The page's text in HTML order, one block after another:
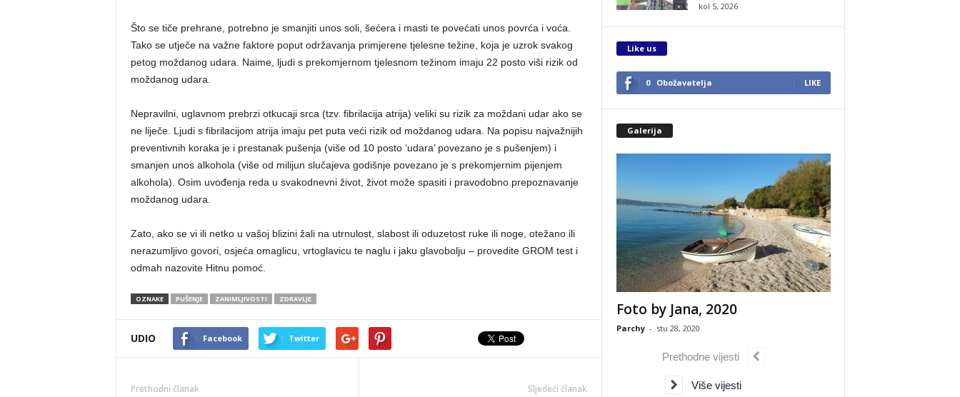
Što se tiče prehrane, potrebno je smanjiti unos soli, šećera i masti te povećati unos povrća i voća.
Tako se utječe na važne faktore poput održavanja primjerene tjelesne težine, koja je uzrok svakog
petog moždanog udara. Naime, ljudi s prekomjernom tjelesnom težinom imaju 22 posto viši rizik od
moždanog udara.
Nepravilni, uglavnom prebrzi otkucaji srca (tzv. fibrilacija atrija) veliki su rizik za moždani udar ako se
ne liječe. Ljudi s fibrilacijom atrija imaju pet puta veći rizik od moždanog udara. Na popisu najvažnijih
preventivnih koraka je i prestanak pušenja (više od 10 posto ‘udara’ povezano je s pušenjem) i
smanjen unos alkohola (više od milijun slučajeva godišnje povezano je s prekomjernim pijenjem
alkohola). Osim uvođenja reda u svakodnevni život, život može spasiti i pravodobno prepoznavanje
moždanog udara.
Zato, ako se vi ili netko u vašoj blizini žali na utrnulost, slabost ili oduzetost ruke ili noge, otežano ili
nerazumljivo govori, osjeća omaglicu, vrtoglavicu te naglu i jaku glavobolju – provedite GROM test i
odmah nazovite Hitnu pomoć.
OZNAKE PUŠENJE ZANIMLJIVOSTI ZDRAVLJE
UDIO Facebook Twitter
Prethodni članak Sljedeći članak
kol 5, 2026
Like us
0 Obožavatelja LIKE
Galerija
Foto by Jana, 2020
Parchy - stu 28, 2020
Prethodne vijesti
Više vijesti